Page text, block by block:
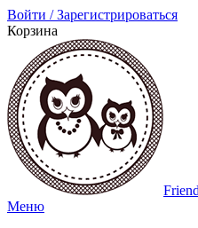
Войти / Зарегистрироваться
Корзина
Меню